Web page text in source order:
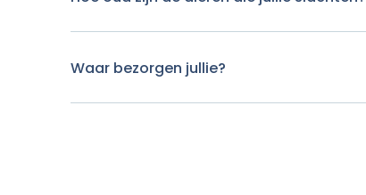
Waar bezorgen jullie?